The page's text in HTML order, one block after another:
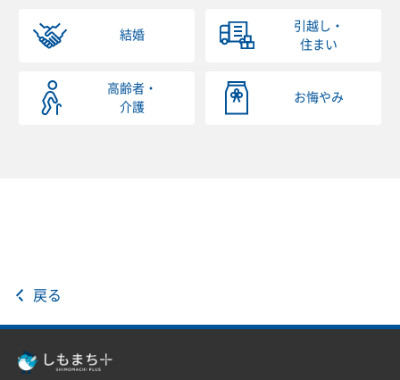
結婚
引越し・
住まい
高齢者・
介護
お悔やみ
戻る